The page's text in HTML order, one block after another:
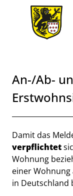
Zum Hauptinhalt
Zum Header
Zum Hauptinhalt
Zum Footer
An-/Ab-
Damit das
verpflichtet
Wohnung
einer
in Deutschland